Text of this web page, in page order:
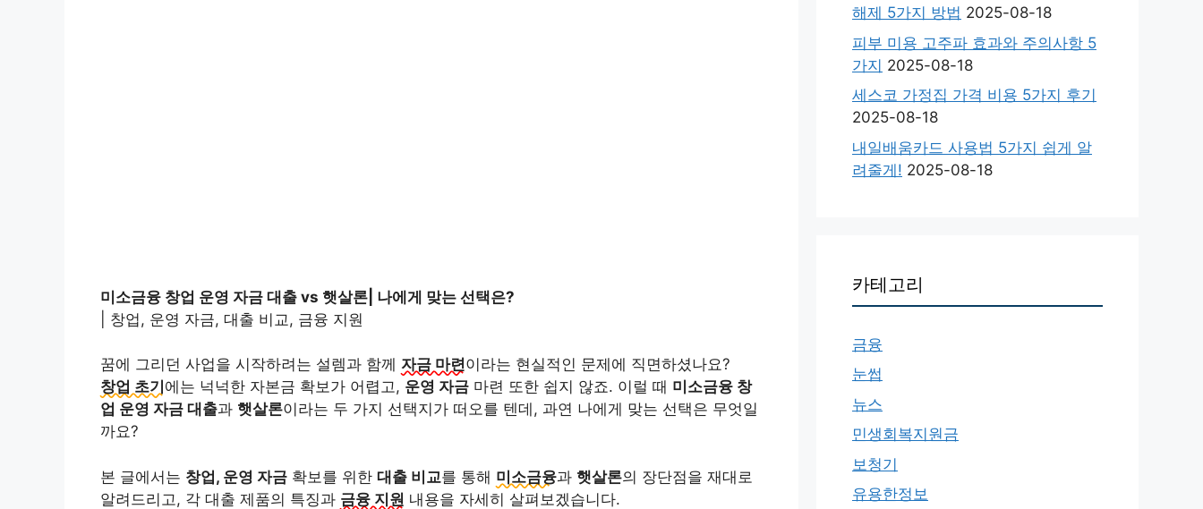
미소금융 창업 운영 자금 대출 vs 햇살론| 나에게 맞는 선택은?
| 창업, 운영 자금, 대출 비교, 금융 지원
꿈에 그리던 사업을 시작하려는 설렘과 함께 자금 마련이라는 현실적인 문제에 직면하셨나요?
창업 초기 에는 넉넉한 자본금 확보가 어렵고, 운영 자금 마련 또한 쉽지 않죠. 이럴 때 미소금융 창
업 운영 자금 대출과 햇살론이라는 두 가지 선택지가 떠오를 텐데, 과연 나에게 맞는 선택은 무엇일
까요?
본 글에서는 창업, 운영 자금 확보를 위한 대출 비교를 통해 미소금융과 햇살론의 장단점을 재대로
알려드리고, 각 대출 제품의 특징과 금융 지원 내용을 자세히 살펴보겠습니다.
해제 5가지 방법 2025-08-18
피부 미용 고주파 효과와 주의사항 5
가지 2025-08-18
세스코 가정집 가격 비용 5가지 후기
2025-08-18
내일배움카드 사용법 5가지 쉽게 알
려줄게! 2025-08-18
카테고리
금융
눈썹
뉴스
민생회복지원금
보청기
유용한정보